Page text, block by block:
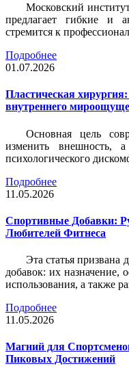
Московский
предлагает гибкие и
стремится к
Подробнее
01.07.2026
Пластическая
внутреннего
Основная цель
изменить внешность,
психологического
Подробнее
11.05.2026
Спортивные Добавки:
Любителей Фитнеса
Эта статья призвана
добавок: их
использования, а также
Подробнее
11.05.2026
Магний для
Пиковых Достижений